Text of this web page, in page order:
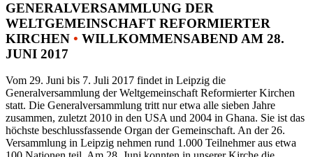
GENERALVERSAMMLUNG DER
WELTGEMEINSCHAFT REFORMIERTER
KIRCHEN • WILLKOMMENSABEND AM 28.
JUNI 2017
Vom 29. Juni bis 7. Juli 2017 findet in Leipzig die
Generalversammlung der Weltgemeinschaft Reformierter Kirchen
statt. Die Generalversammlung tritt nur etwa alle sieben Jahre
zusammen, zuletzt 2010 in den USA und 2004 in Ghana. Sie ist das
höchste beschlussfassende Organ der Gemeinschaft. An der 26.
Versammlung in Leipzig nehmen rund 1.000 Teilnehmer aus etwa